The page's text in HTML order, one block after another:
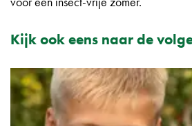
Kijk ook eens naar de